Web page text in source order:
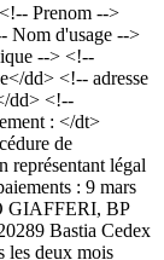
Prenom -->
Nom d'usage -->
--> <!--
dd> <!-- adresse
dd> <!--
: </dt>
de
représentant légal
: 9 mars
GIAFFERI, BP
Bastia Cedex
les deux mois